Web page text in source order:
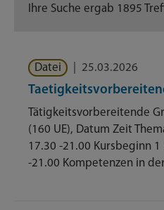
Dienstleistungen
Nachrichten
Themenseite
Veröffentlichungen
Ihre Suche ergab 1895
Datei 25.03.2026
Tätigkeitsvorbereitende
(160 UE), Datum Zeit
17.30 -21.00 Kursbeginn
-21.00 Kompetenzen in